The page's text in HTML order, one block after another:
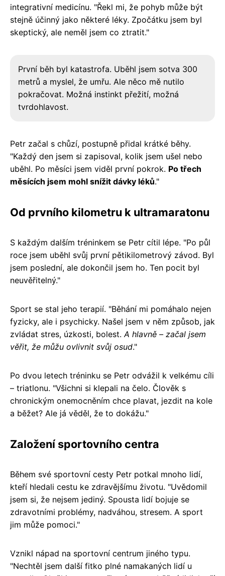
integrativní medicínu. "Řekl mi, že pohyb může být
stejně účinný jako některé léky. Zpočátku jsem byl
skeptický, ale neměl jsem co ztratit."
První běh byl katastrofa. Uběhl jsem sotva 300
metrů a myslel, že umřu. Ale něco mě nutilo
pokračovat. Možná instinkt přežití, možná
tvrdohlavost.
Petr začal s chůzí, postupně přidal krátké běhy.
"Každý den jsem si zapisoval, kolik jsem ušel nebo
uběhl. Po měsíci jsem viděl první pokrok. Po třech
měsících jsem mohl snížit dávky léků."
Od prvního kilometru k ultramaratonu
S každým dalším tréninkem se Petr cítil lépe. "Po půl
roce jsem uběhl svůj první pětikilometrový závod. Byl
jsem poslední, ale dokončil jsem ho. Ten pocit byl
neuvěřitelný."
Sport se stal jeho terapií. "Běhání mi pomáhalo nejen
fyzicky, ale i psychicky. Našel jsem v něm způsob, jak
zvládat stres, úzkosti, bolest. A hlavně – začal jsem
věřit, že můžu ovlivnit svůj osud."
Po dvou letech tréninku se Petr odvážil k velkému cíli
– triatlonu. "Všichni si klepali na čelo. Člověk s
chronickým onemocněním chce plavat, jezdit na kole
a běžet? Ale já věděl, že to dokážu."
Založení sportovního centra
Během své sportovní cesty Petr potkal mnoho lidí,
kteří hledali cestu ke zdravějšímu životu. "Uvědomil
jsem si, že nejsem jediný. Spousta lidí bojuje se
zdravotními problémy, nadváhou, stresem. A sport
jim může pomoci."
Vznikl nápad na sportovní centrum jiného typu.
"Nechtěl jsem další fitko plné namakaných lidí u